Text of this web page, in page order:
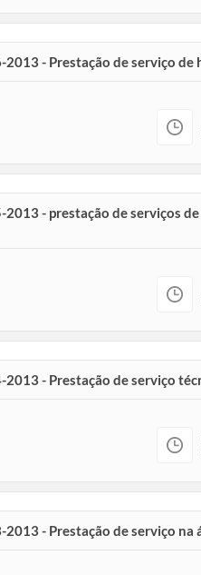
- Prestação de serviço de
- prestação de serviços
- Prestação de serviço
- Prestação de serviço na